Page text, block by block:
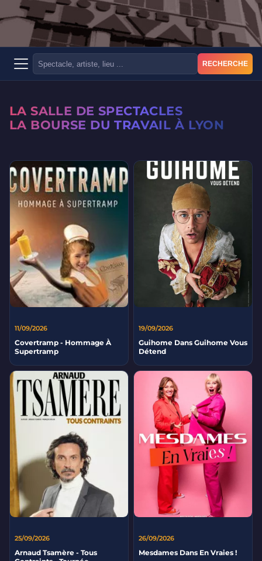
RECHERCHE
LA SALLE DE SPECTACLES
LA BOURSE DU TRAVAIL À LYON
11/09/2026
Covertramp - Hommage À
Supertramp
19/09/2026
Guihome Dans Guihome Vous
Détend
25/09/2026
Arnaud Tsamère - Tous
26/09/2026
Mesdames Dans En Vraies !